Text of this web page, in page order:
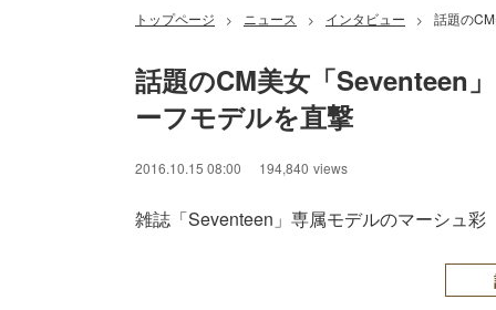
トップページ > ニュース > インタビュー > 話題の
話題のCM美女「Seventeen
ーフモデルを直撃
2016.10.15 08:00 194,840 views
雑誌「Seventeen」専属モデルのマーシュ